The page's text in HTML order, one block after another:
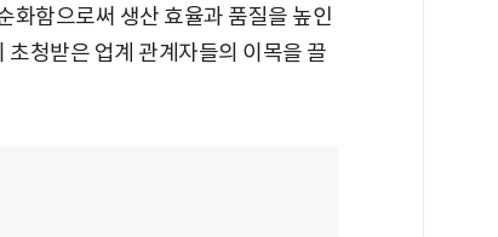
화함으로써 생산 효율과 품질을 높인
청받은 업계 관계자들의 이목을 끌